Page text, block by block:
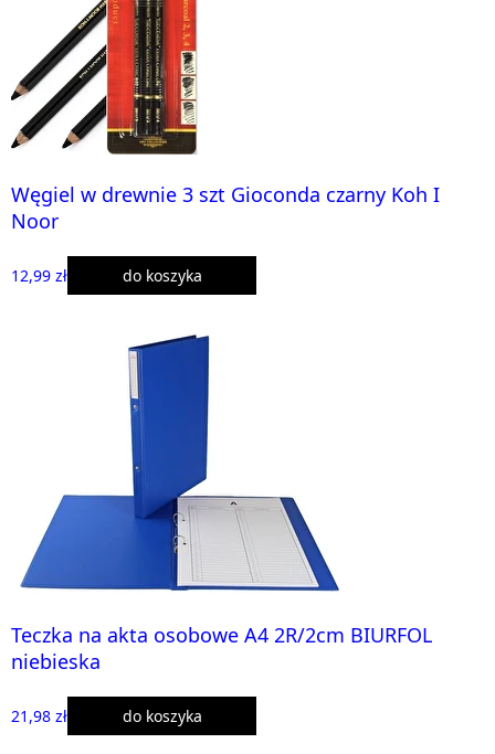
Węgiel w drewnie 3 szt Gioconda czarny Koh I
Noor
12,99 zł do koszyka
Teczka na akta osobowe A4 2R/2cm BIURFOL
niebieska
21,98 zł do koszyka